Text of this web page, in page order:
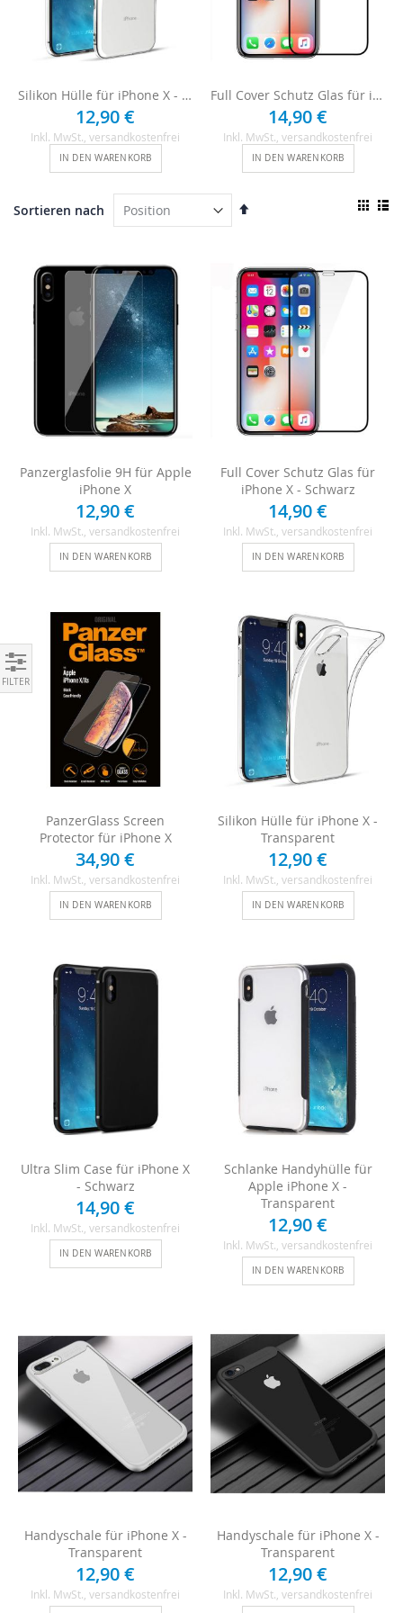
Silikon Hülle für iPhone X - Transparent
12,90 €
Inkl. MwSt., versandkostenfrei
IN DEN WARENKORB
Full Cover Schutz Glas für iPhone X - Schwarz
14,90 €
Inkl. MwSt., versandkostenfrei
IN DEN WARENKORB
Sortieren nach
In
Panzerglasfolie 9H für Apple
iPhone X
12,90 €
Inkl. MwSt. , versandkostenfrei
IN DEN WARENKORB
Full Cover Schutz Glas für
iPhone X - Schwarz
14,90 €
Inkl. MwSt. , versandkostenfrei
IN DEN WARENKORB
PanzerGlass Screen
Protector für iPhone X
34,90 €
Inkl. MwSt. , versandkostenfrei
IN DEN WARENKORB
Silikon Hülle für iPhone X -
Transparent
12,90 €
Inkl. MwSt. , versandkostenfrei
IN DEN WARENKORB
Ultra Slim Case für iPhone X
- Schwarz
14,90 €
Inkl. MwSt., versandkostenfrei
IN DEN WARENKORB
Schlanke Handyhülle für
Apple iPhone X -
Transparent
12,90 €
Inkl. MwSt., versandkostenfrei
IN DEN WARENKORB
Handyschale für iPhone X -
Transparent
12,90 €
Inkl. MwSt. , versandkostenfrei
Handyschale für iPhone X -
Transparent
12,90 €
Inkl. MwSt. , versandkostenfrei
Einkaufen nach